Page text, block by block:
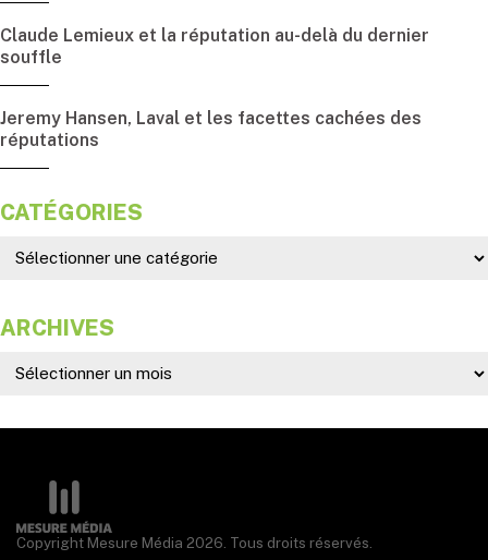
Claude Lemieux et la réputation au-delà du dernier
souffle
Jeremy Hansen, Laval et les facettes cachées des
réputations
CATÉGORIES
ARCHIVES
Copyright Mesure Média 2026. Tous droits réservés.